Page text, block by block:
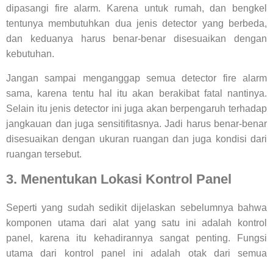
dipasangi fire alarm. Karena untuk rumah, dan bengkel
tentunya membutuhkan dua jenis detector yang berbeda,
dan keduanya harus benar-benar disesuaikan dengan
kebutuhan.
Jangan sampai menganggap semua detector fire alarm
sama, karena tentu hal itu akan berakibat fatal nantinya.
Selain itu jenis detector ini juga akan berpengaruh terhadap
jangkauan dan juga sensitifitasnya. Jadi harus benar-benar
disesuaikan dengan ukuran ruangan dan juga kondisi dari
ruangan tersebut.
3. Menentukan Lokasi Kontrol Panel
Seperti yang sudah sedikit dijelaskan sebelumnya bahwa
komponen utama dari alat yang satu ini adalah kontrol
panel, karena itu kehadirannya sangat penting. Fungsi
utama dari kontrol panel ini adalah otak dari semua